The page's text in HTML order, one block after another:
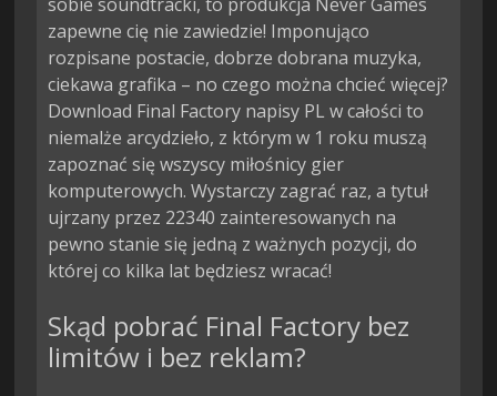
zapewne cię nie zawiedzie! Imponująco
rozpisane postacie, dobrze dobrana muzyka,
ciekawa grafika – no czego można chcieć więcej?
Download Final Factory napisy PL w całości to
niemalże arcydzieło, z którym w 1 roku muszą
zapoznać się wszyscy miłośnicy gier
komputerowych. Wystarczy zagrać raz, a tytuł
ujrzany przez 22340 zainteresowanych na
pewno stanie się jedną z ważnych pozycji, do
której co kilka lat będziesz wracać!
Skąd pobrać Final Factory bez
limitów i bez reklam?